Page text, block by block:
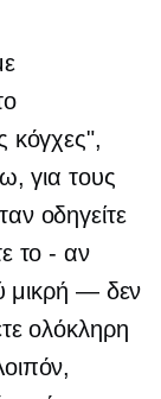
κόγχες",
για τους
οδηγείτε
το- αν
μικρή — δεν
ολόκληρη